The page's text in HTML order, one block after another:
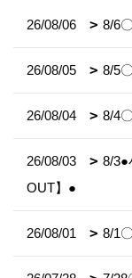
26/08/06 8/6
26/08/05 8/5
26/08/04 8/4
26/08/03
8/
OUT】●
26/08/01 8/1